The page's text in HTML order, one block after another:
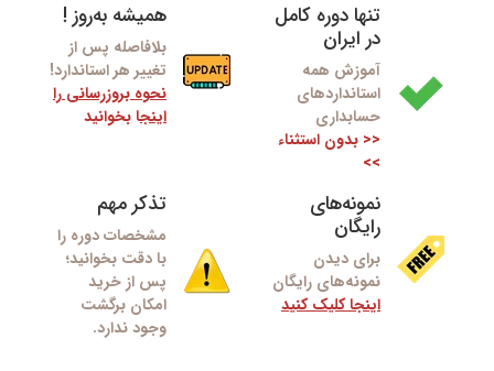
تنها دوره کامل
در ایران
آموزش همه
استانداردهای
حسابداری
<< بدون استثناء
>>
همیشه به‌روز !
بلافاصله پس از
تغییر هر استاندارد!
نحوه بروزرسانی را
اینجا بخوانید
نمونه‌های
رایگان
برای دیدن
نمونه‌های رایگان
اینجا کلیک کنید
تذکر مهم
مشخصات دوره را
با دقت بخوانید؛
پس از خرید
امکان برگشت
وجود ندارد.